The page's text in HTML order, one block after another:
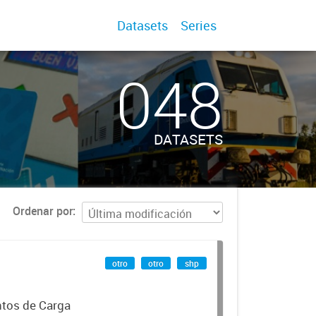
Datasets Series
048
DATASETS
Ordenar por
de Carga
otro otro shp